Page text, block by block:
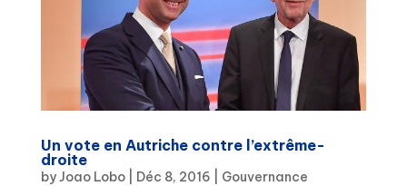
Un vote en Autriche contre l’extrême-
droite
byJoao Lobo| Déc 8, 2016
Gouvernance